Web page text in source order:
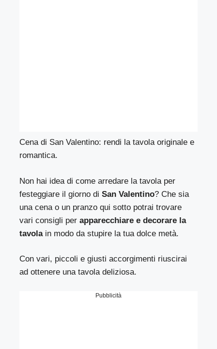
Cena di San Valentino: rendi la tavola originale e
romantica.
Non hai idea di come arredare la tavola per
festeggiare il giorno diSan Valentino? Che sia
una cena o un pranzo qui sotto potrai trovare
vari consigli perapparecchiare e decorare la
tavolain modo da stupire la tua dolce metà.
Con vari, piccoli e giusti accorgimenti riuscirai
ad ottenere una tavola deliziosa.
Pubblicità